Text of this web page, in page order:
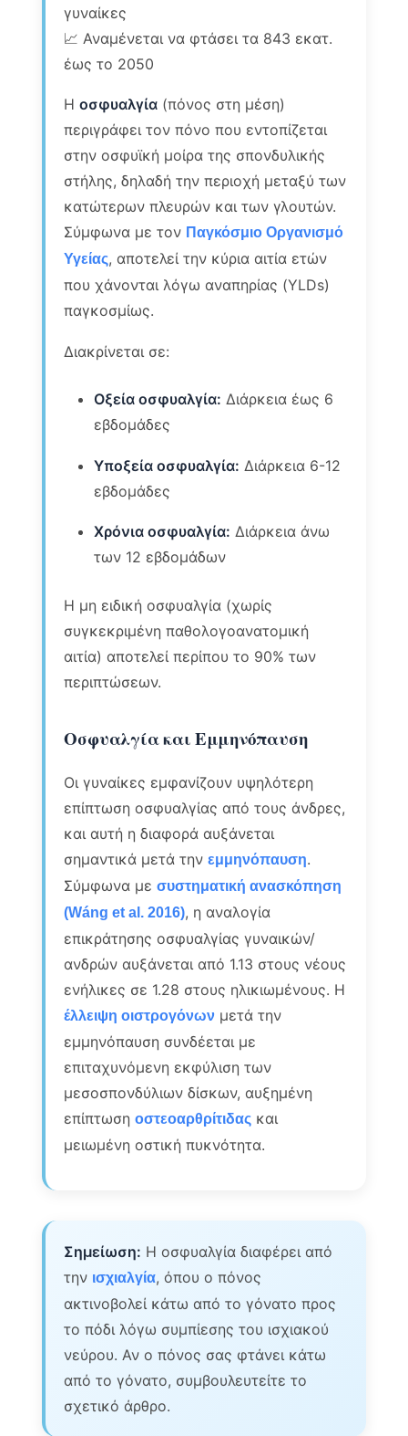
γυναίκες
📈 Αναμένεται να φτάσει τα 843 εκατ.
έως το 2050
Ηοσφυαλγία (πόνος στη μέση)
περιγράφει τον πόνο που εντοπίζεται
στην οσφυϊκή μοίρα της σπονδυλικής
στήλης, δηλαδή την περιοχή μεταξύ των
κατώτερων πλευρών και των γλουτών.
Σύμφωνα με τον Παγκόσμιο Οργανισμό
Υγείας, αποτελεί την κύρια αιτία ετών
που χάνονται λόγω αναπηρίας (YLDs)
παγκοσμίως.
Διακρίνεται σε:
Οξεία οσφυαλγία: Διάρκεια έως 6
εβδομάδες
Υποξεία οσφυαλγία: Διάρκεια 6-12
εβδομάδες
Χρόνια οσφυαλγία: Διάρκεια άνω
των 12 εβδομάδων
Η μη ειδική οσφυαλγία (χωρίς
συγκεκριμένη παθολογοανατομική
αιτία) αποτελεί περίπου το 90% των
περιπτώσεων.
Οσφυαλγία και Εμμηνόπαυση
Οι γυναίκες εμφανίζουν υψηλότερη
επίπτωση οσφυαλγίας από τους άνδρες,
και αυτή η διαφορά αυξάνεται
σημαντικά μετά τηνεμμηνόπαυση.
Σύμφωνα μεσυστηματική ανασκόπηση
(Wáng et al. 2016), η αναλογία
επικράτησης οσφυαλγίας γυναικών/
ανδρών αυξάνεται από 1.13 στους νέους
ενήλικες σε 1.28 στους ηλικιωμένους. Η
έλλειψη οιστρογόνων μετά την
εμμηνόπαυση συνδέεται με
επιταχυνόμενη εκφύλιση των
μεσοσπονδύλιων δίσκων, αυξημένη
επίπτωσηοστεοαρθρίτιδας και
μειωμένη οστική πυκνότητα.
Σημείωση: Η οσφυαλγία διαφέρει από
την ισχιαλγία, όπου ο πόνος
ακτινοβολεί κάτω από το γόνατο προς
το πόδι λόγω συμπίεσης του ισχιακού
νεύρου. Αν ο πόνος σας φτάνει κάτω
από το γόνατο, συμβουλευτείτε το
σχετικό άρθρο.